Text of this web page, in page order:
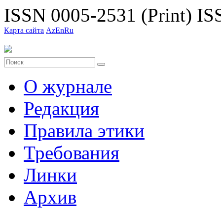
ISSN 0005-2531 (Print)
Карта сайта AzEnRu
О журнале
Редакция
Правила этики
Требования
Линки
Архив